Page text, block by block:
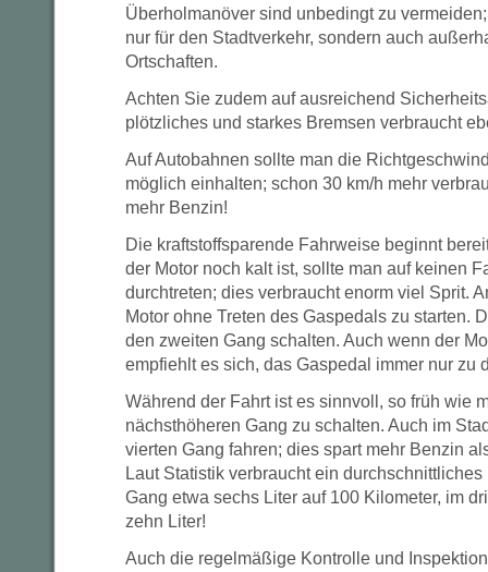
Überholmanöver sind unbedingt zu
nur für den Stadtverkehr, sondern auch
Ortschaften.
Achten Sie zudem auf ausreichend
plötzliches und starkes Bremsen verbraucht
Auf Autobahnen sollte man die
möglich einhalten; schon 30 km/h mehr
mehr Benzin!
Die kraftstoffsparende Fahrweise beginnt
der Motor noch kalt ist, sollte man auf keinen
durchtreten; dies verbraucht enorm viel Sprit.
Motor ohne Treten des Gaspedals zu starten.
den zweiten Gang schalten. Auch wenn der
empfiehlt es sich, das Gaspedal immer nur zu
Während der Fahrt ist es sinnvoll, so früh wie
nächsthöheren Gang zu schalten. Auch im
vierten Gang fahren; dies spart mehr Benzin
Laut Statistik verbraucht ein
Gang etwa sechs Liter auf 100 Kilometer, im
zehn Liter!
Auch die regelmäßige Kontrolle und